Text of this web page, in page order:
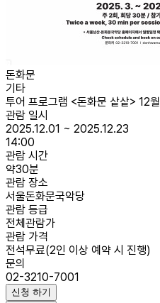
돈화문
기타
투어 프로그램 <돈화문 샅샅> 12월
관람 일시
2025.12.01 ~ 2025.12.23
14:00
관람 시간
약30분
관람 장소
서울돈화문국악당
관람 등급
전체관람가
관람 가격
전석무료(2인 이상 예약 시 진행)
문의
02-3210-7001
신청 하기